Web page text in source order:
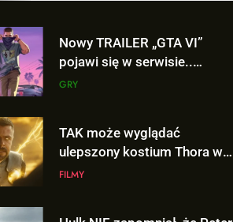
Nowy TRAILER „GTA VI”
pojawi się w serwisie..
NETFLIX!
GRY
TAK może wyglądać
ulepszony kostium Thora w
„AVENGERS: DOOMSDAY”!
FILMY